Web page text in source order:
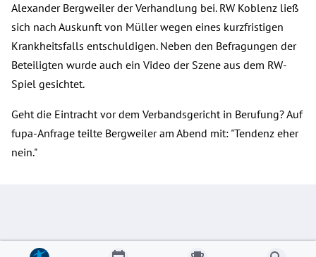
Alexander Bergweiler der Verhandlung bei. RW Koblenz ließ
sich nach Auskunft von Müller wegen eines kurzfristigen
Krankheitsfalls entschuldigen. Neben den Befragungen der
Beteiligten wurde auch ein Video der Szene aus dem RW-
Spiel gesichtet.
Geht die Eintracht vor dem Verbandsgericht in Berufung? Auf
fupa-Anfrage teilte Bergweiler am Abend mit: "Tendenz eher
nein."